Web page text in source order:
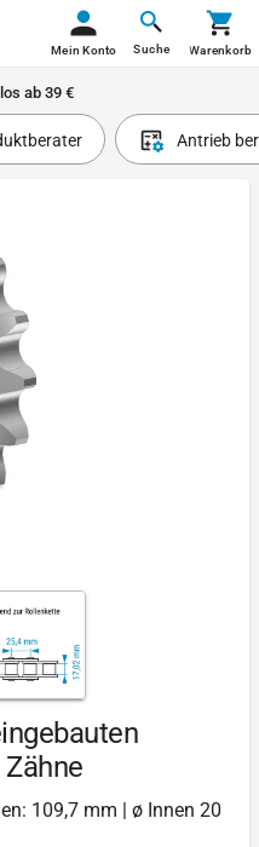
Suche
Mein Konto Warenkorb
ab 39 €
Antrieb
109,7 mm | ø Innen 20